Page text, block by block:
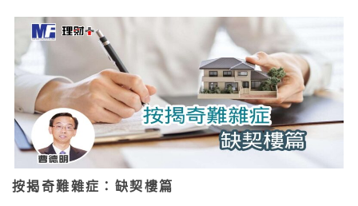
按揭奇難雜症：缺契樓篇